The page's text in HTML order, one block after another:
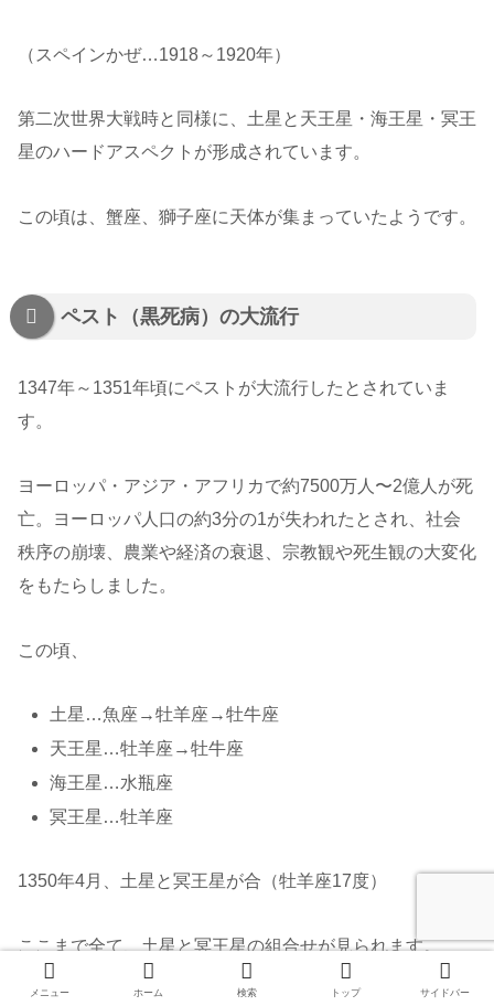
（スペインかぜ…1918～1920年）
第二次世界大戦時と同様に、土星と天王星・海王星・冥王
星のハードアスペクトが形成されています。
この頃は、蟹座、獅子座に天体が集まっていたようです。
ペスト（黒死病）の大流行
1347年～1351年頃にペストが大流行したとされていま
す。
ヨーロッパ・アジア・アフリカで約7500万人〜2億人が死
亡。ヨーロッパ人口の約3分の1が失われたとされ、社会
秩序の崩壊、農業や経済の衰退、宗教観や死生観の大変化
をもたらしました。
この頃、
土星…魚座→牡羊座→牡牛座
天王星…牡羊座→牡牛座
海王星…水瓶座
冥王星…牡羊座
1350年4月、土星と冥王星が合（牡羊座17度）
ここまで全て、土星と冥王星の組合せが見られます。
メニュー ホーム 検索 トップ サイドバー